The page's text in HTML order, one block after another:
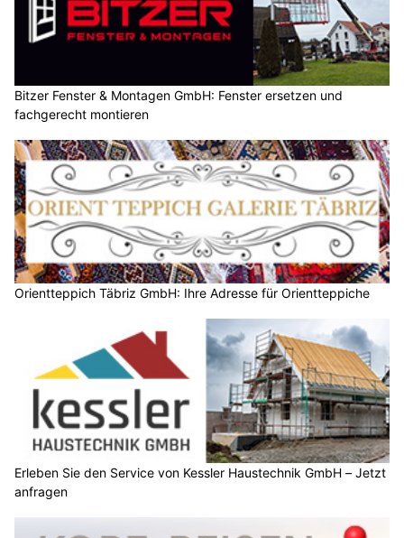
Bitzer Fenster & Montagen GmbH: Fenster ersetzen und
fachgerecht montieren
Orientteppich Täbriz GmbH: Ihre Adresse für Orientteppiche
Erleben Sie den Service von Kessler Haustechnik GmbH – Jetzt
anfragen